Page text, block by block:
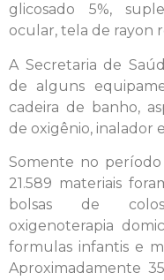
glicosado 5%,
ocular, tela de rayon
A Secretaria de
de alguns
cadeira de banho,
de oxigênio, inalador
Somente no período
21.589 materiais
bolsas de
oxigenoterapia
formulas infantis e
Aproximadamente